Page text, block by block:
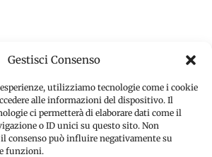
Gestisci Consenso
utilizziamo tecnologie come i cookie
alle informazioni del dispositivo. Il
ci permetterà di elaborare dati come il
o ID unici su questo sito. Non
consenso può influire negativamente su
funzioni.